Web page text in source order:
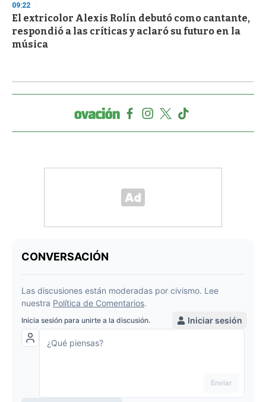
09:22
El extricolor Alexis Rolín debutó como cantante,
respondió a las críticas y aclaró su futuro en la
música